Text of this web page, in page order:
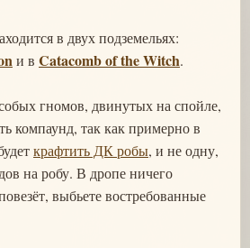
в двух подземельях:
и в Catacomb of the Witch.
гномов, двинутых на спойле,
компаунд, так как примерно в
крафтить ДК робы, и не одну,
на робу. В дропе ничего
выбьете востребованные